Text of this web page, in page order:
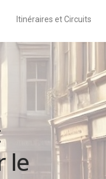
Itinéraires et Circuits
le